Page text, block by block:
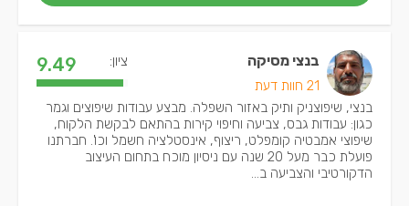
בנצי מסיקה
21 חוות דעת
ציון: 9.49
בנצי, שיפוצניק ותיק באזור השפלה. מבצע עבודות שיפוצים וגמר
כגון: עבודות גבס, צביעה וחיפוי קירות בהתאם לבקשת הלקוח,
שיפוצי אמבטיה קומפלט, ריצוף, אינסטלציה חשמל וכו'. חברתנו
פועלת כבר מעל 20 שנה עם ניסיון מוכח בתחום העיצוב
הדקורטיבי והצביעה ב...